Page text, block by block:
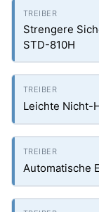
Strengere
STD-810H
Leichte Nicht-
Automatische